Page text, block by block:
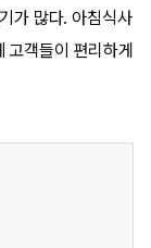
가 많다. 아침식사
고객들이 편리하게